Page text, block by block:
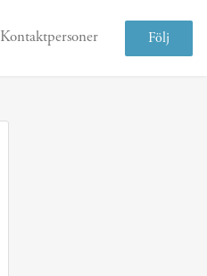
Kontaktpersoner Följ